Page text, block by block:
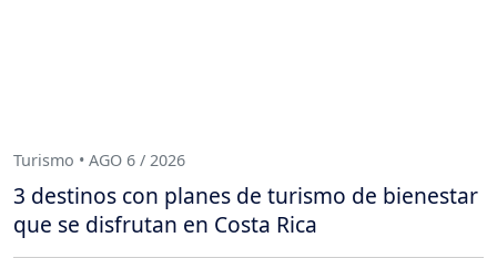
Turismo • AGO 6 / 2026
3 destinos con planes de turismo de bienestar
que se disfrutan en Costa Rica